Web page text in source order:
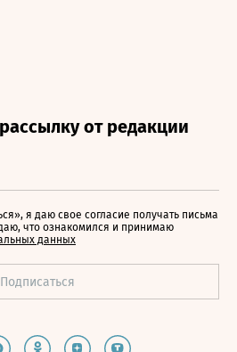
я даю свое согласие получать письма
что ознакомился и принимаю
данных